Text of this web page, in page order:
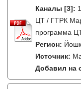
Каналы [3]:
ЦТ / ГТРК
программа
Регион:
Источник:
Добавил на